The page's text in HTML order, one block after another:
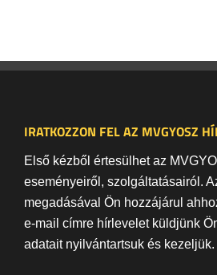
IRATKOZZON FEL AZ MVGYOSZ
Első kézből értesülhet az
eseményeiről, szolgáltatásairól.
megadásával Ön hozzájárul
e-mail címre hírlevelet küldjünk
adatait nyilvántartsuk és kezeljük.